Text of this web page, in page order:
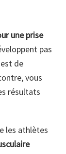
une prise
pas
de
vous
résultats
les athlètes